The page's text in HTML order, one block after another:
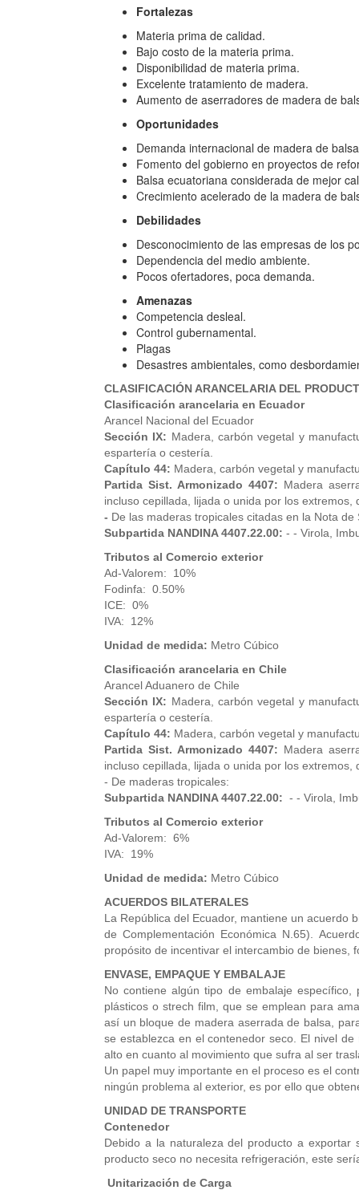
Fortalezas
Materia prima de calidad.
Bajo costo de la materia prima.
Disponibilidad de materia prima.
Excelente tratamiento de madera.
Aumento de aserradores de madera de
Oportunidades
Demanda internacional de madera de
Fomento del gobierno en proyectos de
Balsa ecuatoriana considerada de mejor
Crecimiento acelerado de la madera de
Debilidades
Desconocimiento de las empresas de los
Dependencia del medio ambiente.
Pocos ofertadores, poca demanda.
Amenazas
Competencia desleal.
Control gubernamental.
Plagas
Desastres ambientales, como
CLASIFICACIÓN ARANCELARIA DEL
Clasificación arancelaria en Ecuador
Arancel Nacional del Ecuador
Sección IX: Madera, carbón vegetal y
espartería o cestería.
Capítulo 44: Madera, carbón vegetal y
Partida Sist. Armonizado 4407: Madera
incluso cepillada, lijada o unida por los
- De las maderas tropicales citadas en la Nota
Subpartida NANDINA 4407.22.00: - - Virola,
Tributos al Comercio exterior
Ad-Valorem: 10%
Fodinfa: 0.50%
ICE: 0%
IVA: 12%
Unidad de medida: Metro Cúbico
Clasificación arancelaria en Chile
Arancel Aduanero de Chile
Sección IX: Madera, carbón vegetal y
espartería o cestería.
Capítulo 44: Madera, carbón vegetal y
Partida Sist. Armonizado 4407: Madera
incluso cepillada, lijada o unida por los
- De maderas tropicales:
Subpartida NANDINA 4407.22.00: - - Virola,
Tributos al Comercio exterior
Ad-Valorem: 6%
IVA: 19%
Unidad de medida: Metro Cúbico
ACUERDOS BILATERALES
La República del Ecuador, mantiene un acuerdo
de Complementación Económica N.65).
propósito de incentivar el intercambio de bienes,
ENVASE, EMPAQUE Y EMBALAJE
No contiene algún tipo de embalaje
plásticos o strech film, que se emplean para
así un bloque de madera aserrada de balsa,
se establezca en el contenedor seco. El nivel
alto en cuanto al movimiento que sufra al ser
Un papel muy importante en el proceso es el
ningún problema al exterior, es por ello que
UNIDAD DE TRANSPORTE
Contenedor
Debido a la naturaleza del producto a
producto seco no necesita refrigeración, este
Unitarización de Carga